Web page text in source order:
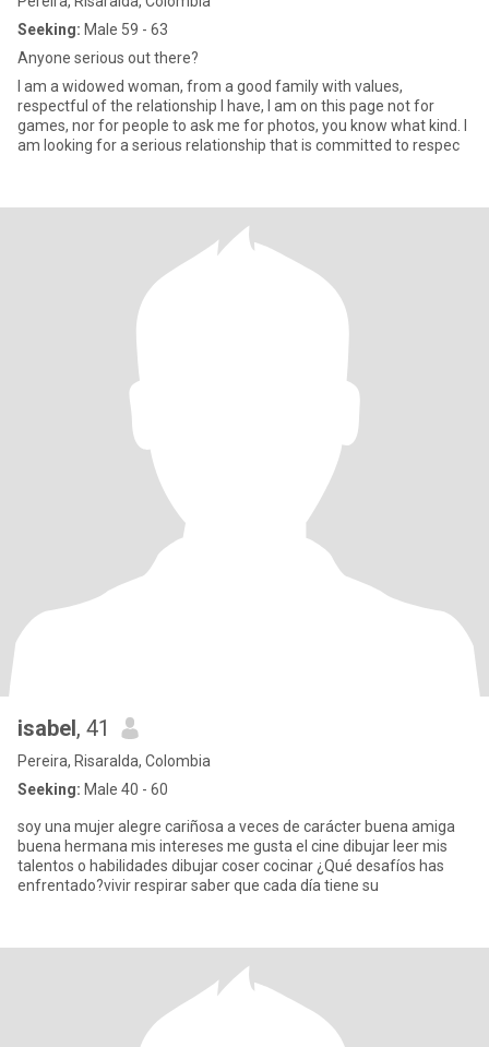
Seeking: Male 59 - 63
Anyone serious out there?
I am a widowed woman, from a good family with values,
respectful of the relationship I have, I am on this page not for
games, nor for people to ask me for photos, you know what kind. I
am looking for a serious relationship that is committed to respec
isabel, 41
Pereira, Risaralda, Colombia
Seeking: Male 40 - 60
soy una mujer alegre cariñosa a veces de carácter buena amiga
buena hermana mis intereses me gusta el cine dibujar leer mis
talentos o habilidades dibujar coser cocinar ¿Qué desafíos has
enfrentado?vivir respirar saber que cada día tiene su